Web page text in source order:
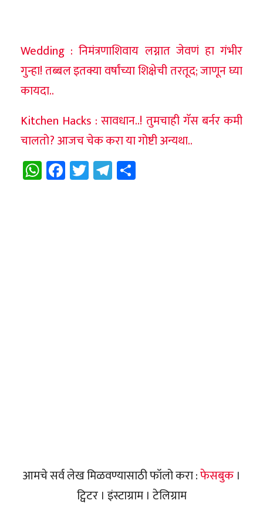
Wedding : निमंत्रणाशिवाय लग्नात जेवणं हा गंभीर
गुन्हा! तब्बल इतक्या वर्षांच्या शिक्षेची तरतूद; जाणून घ्या
कायदा..
Kitchen Hacks : सावधान..! तुमचाही गॅस बर्नर कमी
चालतो? आजच चेक करा या गोष्टी अन्यथा..
WhatsApp
Facebook
TwitterTelegram
आमचे सर्व लेख मिळवण्यासाठी फॉलो करा :फेसबुक ।
ट्विटर । इंस्टाग्राम । टेलिग्राम